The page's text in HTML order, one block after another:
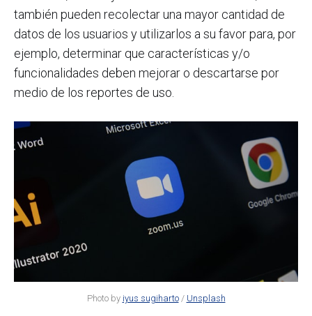
también pueden recolectar una mayor cantidad de
datos de los usuarios y utilizarlos a su favor para, por
ejemplo, determinar que características y/o
funcionalidades deben mejorar o descartarse por
medio de los reportes de uso.
Photo by iyus sugiharto/ Unsplash